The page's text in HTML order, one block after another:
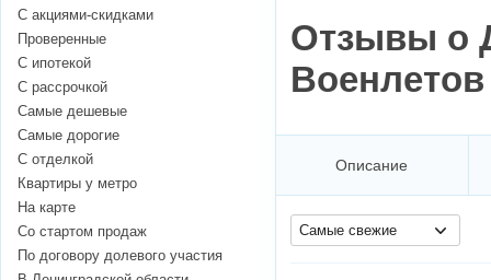
Отзывы о
Военлетов
Описание
Самые свежие
С акциями-скидками
Проверенные
С ипотекой
С рассрочкой
Самые дешевые
Самые дорогие
С отделкой
Квартиры у метро
На карте
Со стартом продаж
По договору долевого участия